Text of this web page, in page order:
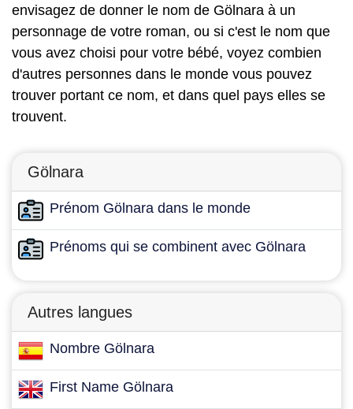
envisagez de donner le nom de Gölnara à un
personnage de votre roman, ou si c'est le nom que
vous avez choisi pour votre bébé, voyez combien
d'autres personnes dans le monde vous pouvez
trouver portant ce nom, et dans quel pays elles se
trouvent.
Gölnara
Prénom Gölnara dans le monde
Prénoms qui se combinent avec Gölnara
Autres langues
Nombre Gölnara
First Name Gölnara